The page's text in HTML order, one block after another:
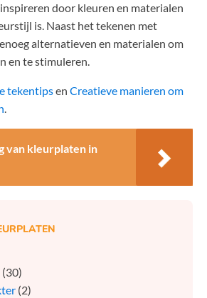
door kleuren en materialen
is. Naast het tekenen met
alternatieven en materialen om
en te stimuleren.
tekentipsen Creatieve manieren om
.
van kleurplaten in
(30)
(2)